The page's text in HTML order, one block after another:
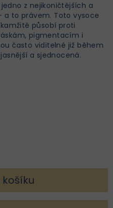
jedno z nejikoničtějších a
a to právem. Toto vysoce
působí proti
pigmentacím i
často viditelné již během
a sjednocená.
košíku